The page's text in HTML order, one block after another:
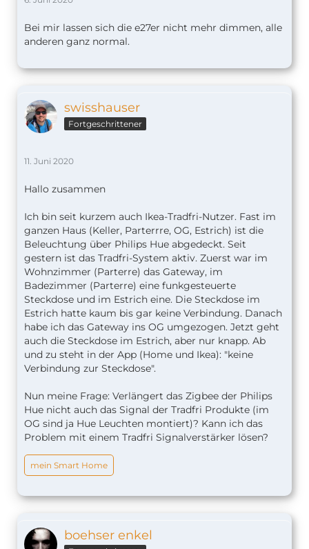
Bei mir lassen sich die e27er nicht mehr dimmen, alle
anderen ganz normal.
swisshauser
Fortgeschrittener
11. Juni 2020
Hallo zusammen
Ich bin seit kurzem auch Ikea-Tradfri-Nutzer. Fast im
ganzen Haus (Keller, Parterrre, OG, Estrich) ist die
Beleuchtung über Philips Hue abgedeckt. Seit
gestern ist das Tradfri-System aktiv. Zuerst war im
Wohnzimmer (Parterre) das Gateway, im
Badezimmer (Parterre) eine funkgesteuerte
Steckdose und im Estrich eine. Die Steckdose im
Estrich hatte kaum bis gar keine Verbindung. Danach
habe ich das Gateway ins OG umgezogen. Jetzt geht
auch die Steckdose im Estrich, aber nur knapp. Ab
und zu steht in der App (Home und Ikea): "keine
Verbindung zur Steckdose".
Nun meine Frage: Verlängert das Zigbee der Philips
Hue nicht auch das Signal der Tradfri Produkte (im
OG sind ja Hue Leuchten montiert)? Kann ich das
Problem mit einem Tradfri Signalverstärker lösen?
mein Smart Home
boehser enkel